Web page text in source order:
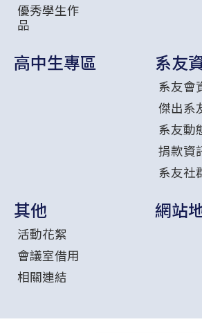
優秀學生作
品
高中生專區 系友
系友會
傑出系
系友動
捐款資
系友社
其他
活動花絮
會議室借用
相關連結
網站